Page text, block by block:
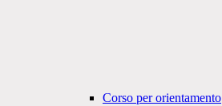
Corso per orientamento